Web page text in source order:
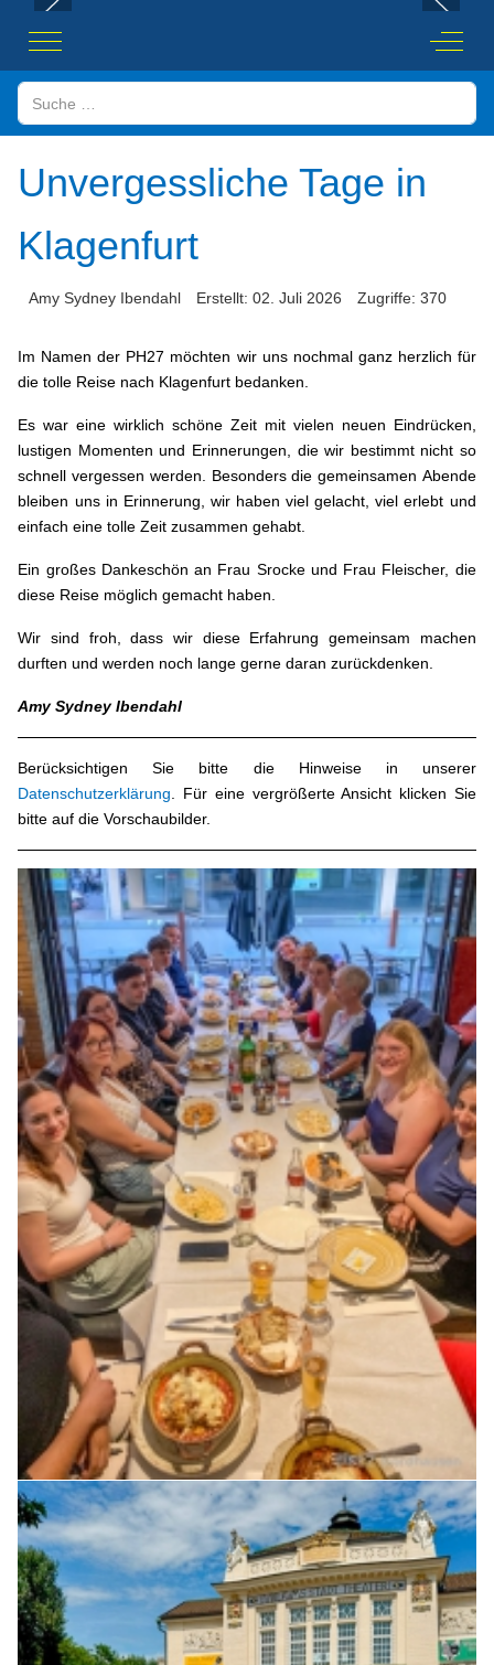
Mobile Menu Toggle Off-
Suchen
Unvergessliche Tage in
Klagenfurt
Amy Sydney Ibendahl Erstellt: 02. Juli 2026 Zugriffe: 370
Im Namen der PH27 möchten wir uns nochmal ganz herzlich für
die tolle Reise nach Klagenfurt bedanken.
Es war eine wirklich schöne Zeit mit vielen neuen Eindrücken,
lustigen Momenten und Erinnerungen, die wir bestimmt nicht so
schnell vergessen werden. Besonders die gemeinsamen Abende
bleiben uns in Erinnerung, wir haben viel gelacht, viel erlebt und
einfach eine tolle Zeit zusammen gehabt.
Ein großes Dankeschön an Frau Srocke und Frau Fleischer, die
diese Reise möglich gemacht haben.
Wir sind froh, dass wir diese Erfahrung gemeinsam machen
durften und werden noch lange gerne daran zurückdenken.
Amy Sydney Ibendahl
Berücksichtigen Sie bitte die Hinweise in unserer
Datenschutzerklärung . Für eine vergrößerte Ansicht klicken Sie
bitte auf die Vorschaubilder.